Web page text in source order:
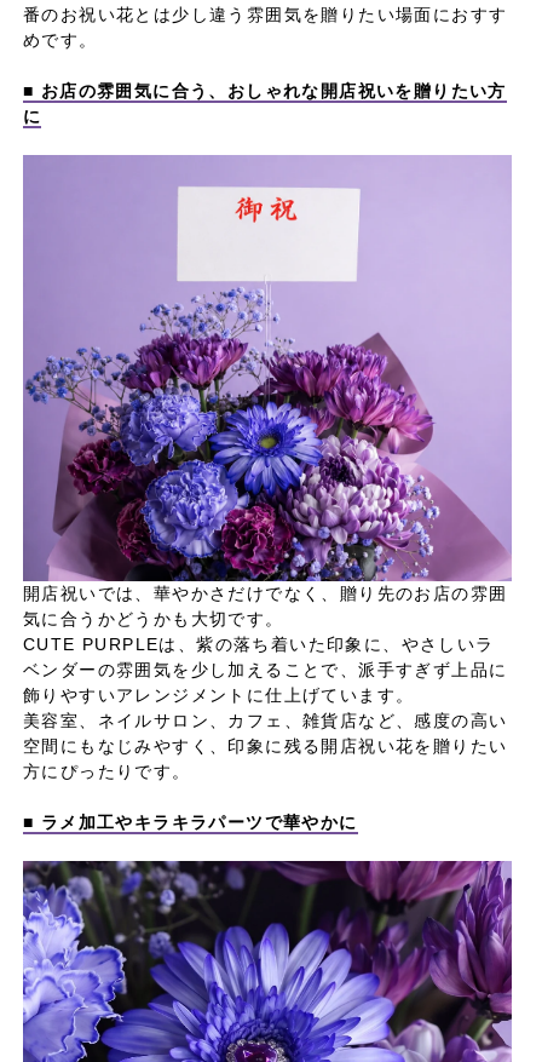
番のお祝い花とは少し違う雰囲気を贈りたい場面におすす
めです。
■ お店の雰囲気に合う、おしゃれな開店祝いを贈りたい方
に
開店祝いでは、華やかさだけでなく、贈り先のお店の雰囲
気に合うかどうかも大切です。
CUTE PURPLEは、紫の落ち着いた印象に、やさしいラ
ベンダーの雰囲気を少し加えることで、派手すぎず上品に
飾りやすいアレンジメントに仕上げています。
美容室、ネイルサロン、カフェ、雑貨店など、感度の高い
空間にもなじみやすく、印象に残る開店祝い花を贈りたい
方にぴったりです。
■ ラメ加工やキラキラパーツで華やかに